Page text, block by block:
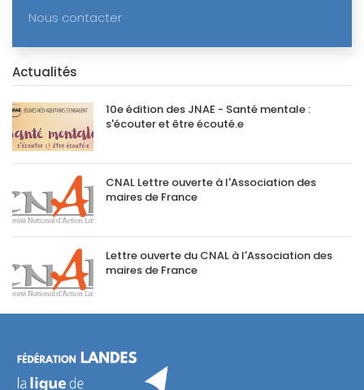
Nous contacter
Actualités
10e édition des JNAE - Santé mentale :
s'écouter et être écouté.e
CNAL Lettre ouverte à l'Association des
maires de France
Lettre ouverte du CNAL à l'Association des
maires de France